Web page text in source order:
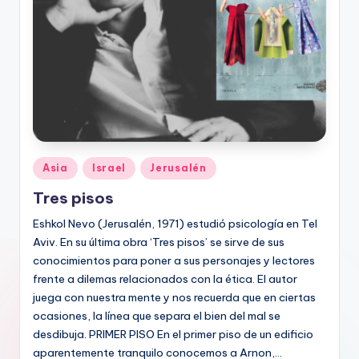
Publicado
en
Asia Israel Jerusalén
Tres pisos
Eshkol Nevo (Jerusalén, 1971) estudió psicología en Tel
Aviv. En su última obra ‘Tres pisos’ se sirve de sus
conocimientos para poner a sus personajes y lectores
frente a dilemas relacionados con la ética. El autor
juega con nuestra mente y nos recuerda que en ciertas
ocasiones, la línea que separa el bien del mal se
desdibuja. PRIMER PISO En el primer piso de un edificio
aparentemente tranquilo conocemos a Arnon,…